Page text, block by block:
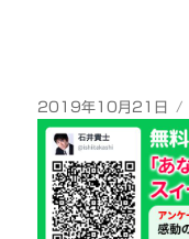
投
稿
2019年10月21日